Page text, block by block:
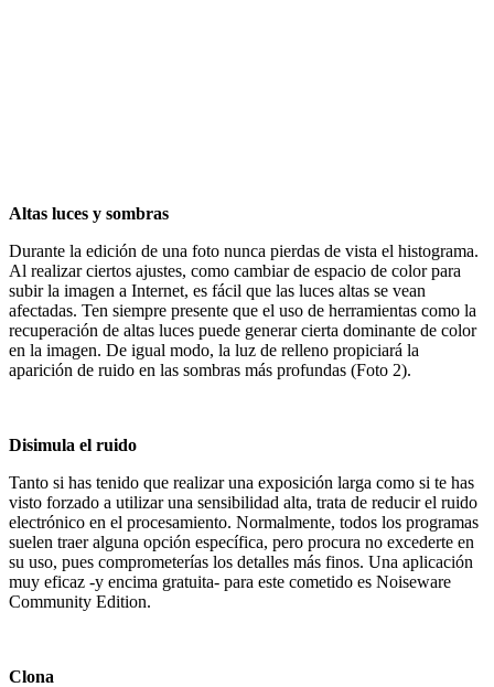
Altas luces y sombras
Durante la edición de una foto nunca pierdas de vista el histograma.
Al realizar ciertos ajustes, como cambiar de espacio de color para
subir la imagen a Internet, es fácil que las luces altas se vean
afectadas. Ten siempre presente que el uso de herramientas como la
recuperación de altas luces puede generar cierta dominante de color
en la imagen. De igual modo, la luz de relleno propiciará la
aparición de ruido en las sombras más profundas (Foto 2).
Disimula el ruido
Tanto si has tenido que realizar una exposición larga como si te has
visto forzado a utilizar una sensibilidad alta, trata de reducir el ruido
electrónico en el procesamiento. Normalmente, todos los programas
suelen traer alguna opción específica, pero procura no excederte en
su uso, pues comprometerías los detalles más finos. Una aplicación
muy eficaz -y encima gratuita- para este cometido es Noiseware
Community Edition.
Clona